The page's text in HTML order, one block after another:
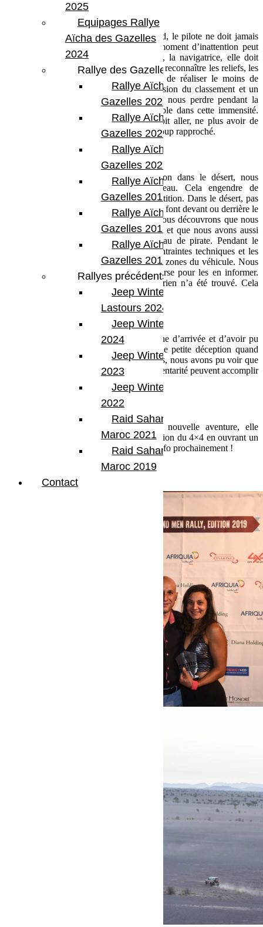
Notre plus mauvais moment :
Pendant plus de 10 heures par jour, David, le pilote ne doit jamais
quitter des yeux le terrain. Le moindre moment d’inattention peut
être fatal en hors-piste. Quant à Jennifer, la navigatrice, elle doit
savoir se repérer à l’aide de la carte papier, reconnaître les reliefs, les
zones de passages et guider David afin de réaliser le moins de
kilomètres. La fatigue accumulée, la pression du classement et un
moment d’inattention, nous ont amené à nous perdre pendant la
4ème étape. Une sensation très désagréable dans cette immensité.
Ne plus savoir où l’on est, ni où l’on doit aller, ne plus avoir de
repères. Ce moment difficile nous a beaucoup rapproché.
Notre petite anecdote :
Chaque jour pour éviter la déshydratation dans le désert, nous
devons boire au moins trois litres d’eau. Cela engendre de
nombreuses pauses pipi pendant la compétition. Dans le désert, pas
d’arbres, ni de buissons, alors les pauses se font devant ou derrière le
4×4. Lors d’une pause, grosse surprise, nous découvrons que nous
avons arraché le porte roue et le feu stop et que nous avons aussi
perdu la roue de secours et notre drapeau de pirate. Pendant le
rallye, la voiture subit de nombreuses contraintes techniques et les
secousses à répétitions fragilisent certaines zones du véhicule. Nous
avons immédiatement contacté le PC course pour les en informer.
L’assistance est repassée sur nos traces, rien n’a été trouvé. Cela
restera un grand mystère.
Nous sommes fiers d’avoir franchi la ligne d’arrivée et d’avoir pu
participer à cette aventure en couple. Une petite déception quand
même par rapport à notre classement. Mais, nous avons pu voir que
l’homme et la femme de par leur complémentarité peuvent accomplir
ensemble de belles et de grandes choses.
L’aventure continue ?
Jennifer se lance maintenant dans une nouvelle aventure, elle
souhaite faire découvrir et partager sa passion du 4×4 en ouvrant un
club 100 % féminin en Provence. Plus d’info prochainement !
2025
Equipages Rallye
Aïcha des Gazelles
2024
Rallye des Gazelles
Rallye Aïcha des
Gazelles 2023
Rallye Aïcha des
Gazelles 2022
Rallye Aïcha des
Gazelles 2021 -30th
Rallye Aïcha des
Gazelles 2019
Rallye Aïcha des
Gazelles 2018
Rallye Aïcha des
Gazelles 2017
Rallyes précédents
Jeep Winter
Lastours 2024
Jeep Winter Tour
2024
Jeep Winter Tour
2023
Jeep Winter Tour
2022
Raid Sahara Tour
Maroc 2021
Raid Sahara Tour
Maroc 2019
Contact